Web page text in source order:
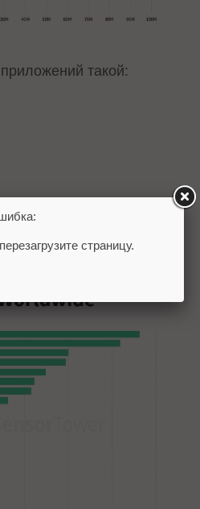
такой:
приложение для
COVID-
страницу.